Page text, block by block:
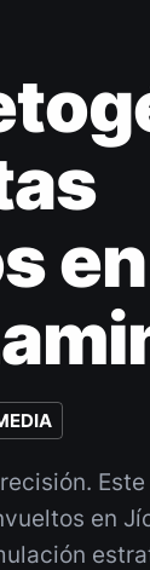
en
en